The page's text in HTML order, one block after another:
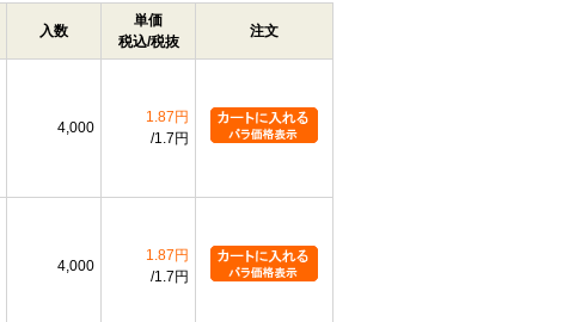
入数
単価
税込/税抜
注文
4,000
1.87円
1.7円
4,000
1.87円
1.7円